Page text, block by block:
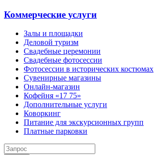
Коммерческие услуги
Залы и площадки
Деловой туризм
Свадебные церемонии
Свадебные фотосессии
Фотосессии в исторических костюмах
Сувенирные магазины
Онлайн-магазин
Кофейня «17 75»
Дополнительные услуги
Коворкинг
Питание для экскурсионных групп
Платные парковки